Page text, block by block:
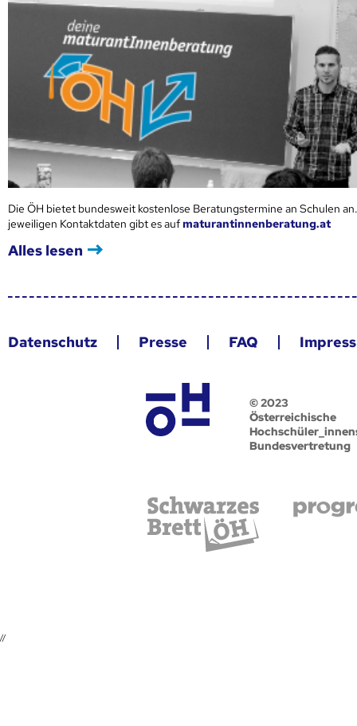
Die ÖH bietet bundesweit kostenlose Beratungstermine an Schulen
jeweiligen Kontaktdaten gibt es aufmaturantinnenberatung.at
Alles lesen
Datenschutz Presse FAQ
© 2023
Österreichische
Bundesvertretung
//